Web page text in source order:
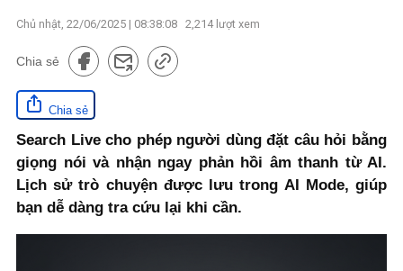
Chủ nhật, 22/06/2025 | 08:38:08 2,214lượt xem
Chia sẻ
Chia sẻ
Search Live cho phép người dùng đặt câu hỏi bằng
giọng nói và nhận ngay phản hồi âm thanh từ AI.
Lịch sử trò chuyện được lưu trong AI Mode, giúp
bạn dễ dàng tra cứu lại khi cần.